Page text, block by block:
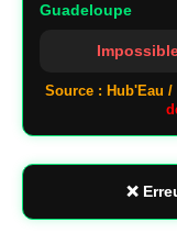
Guadeloupe
Source : Hub'Eau
❌